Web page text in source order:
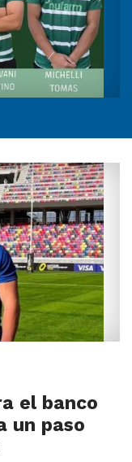
el banco
un paso